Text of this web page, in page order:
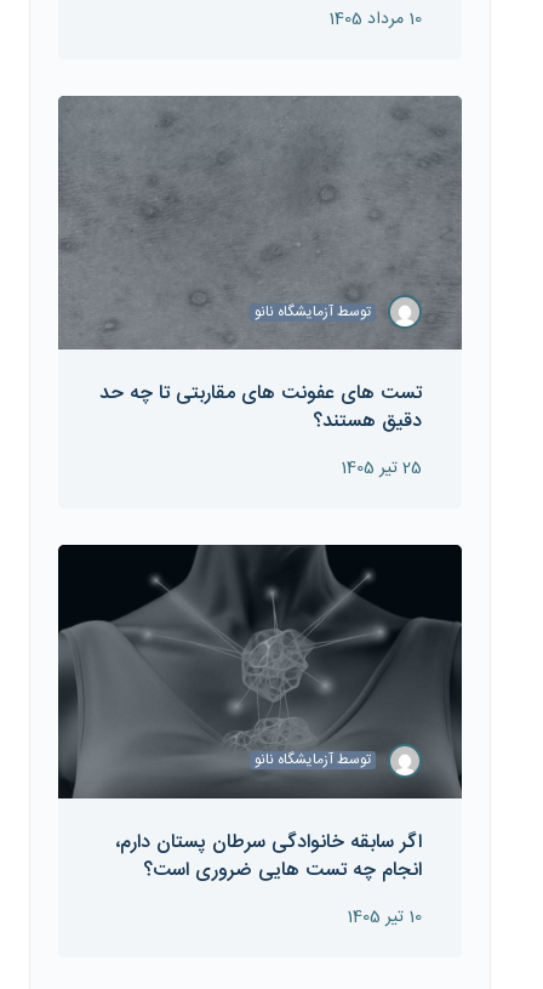
10 مرداد 1405
توسطآزمایشگاه نانو
25 تیر 1405
تست های عفونت های مقاربتی تا چه حد
دقیق هستند؟
توسطآزمایشگاه نانو
10 تیر 1405
اگر سابقه خانوادگی سرطان پستان دارم،
انجام چه تست هایی ضروری است؟